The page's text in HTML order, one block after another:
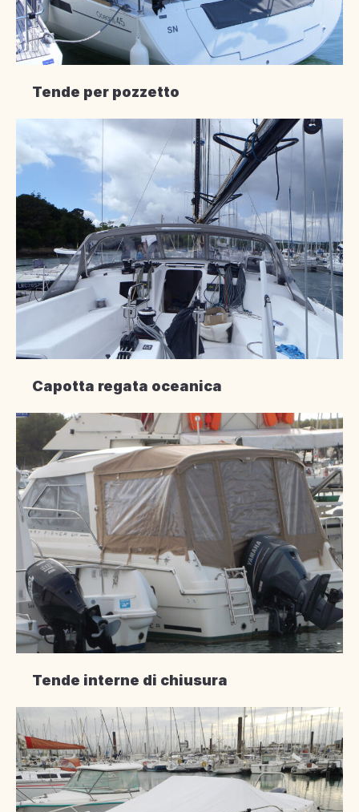
Tende per pozzetto
Capotta regata oceanica
Tende interne di chiusura